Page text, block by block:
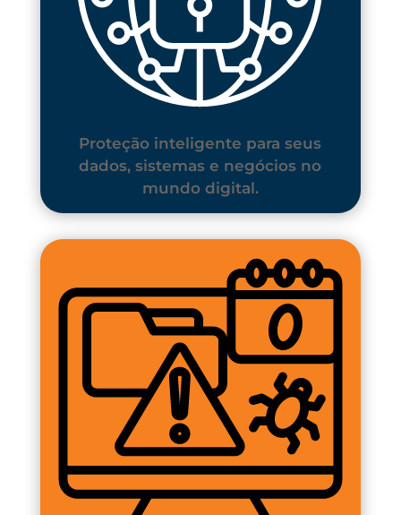
Proteção inteligente para seus
dados, sistemas e negócios no
mundo digital.